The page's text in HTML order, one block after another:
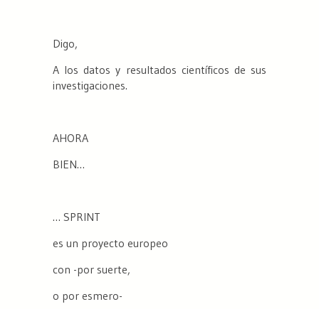
Digo,
A los datos y resultados científicos de sus
investigaciones.
AHORA
BIEN…
… SPRINT
es un proyecto europeo
con -por suerte,
o por esmero-